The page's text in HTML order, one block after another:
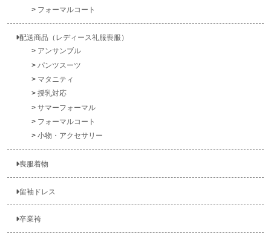
フォーマルコート
配送商品（レディース礼服喪服）
アンサンブル
パンツスーツ
マタニティ
授乳対応
サマーフォーマル
フォーマルコート
小物・アクセサリー
喪服着物
留袖ドレス
卒業袴